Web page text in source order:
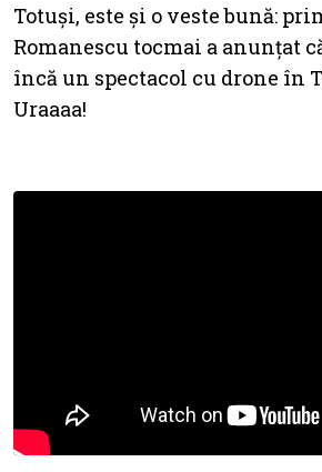
Totuși, este și o veste bună:
Romanescu tocmai a anunțat
încă un spectacol cu drone în
Uraaaa!